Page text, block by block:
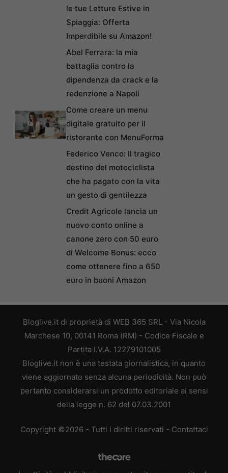
le tue Letture Estive in
Spiaggia: Offerta
Imperdibile su Amazon!
Abel Ferrara: la mia
battaglia contro la
dipendenza da crack e la
redenzione a Napoli
Come creare un menu
digitale gratuito per il
ristorante con MenuForma
Federico Venco: Il tragico
destino del motociclista
che ha pagato con la vita
un gesto di gentilezza
Credit Agricole lancia un
nuovo conto online a
canone zero con 50 euro
di Welcome Bonus: ecco
come ottenere fino a 650
euro in buoni Amazon
Bloglive.it di proprietà di WEB 365 SRL - Via Nicola
Marchese 10, 00141 Roma (RM) - Codice Fiscale e
Partita I.V.A. 12279101005
Bloglive.it non è una testata giornalistica, in quanto
viene aggiornato senza alcuna periodicità. Non può
pertanto considerarsi un prodotto editoriale ai sensi
della legge n. 62 del 07.03.2001
Copyright ©2026 - Tutti i diritti riservati - Contattaci